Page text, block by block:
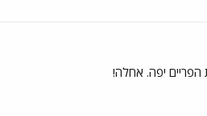
הפריים יפה. אחלה!